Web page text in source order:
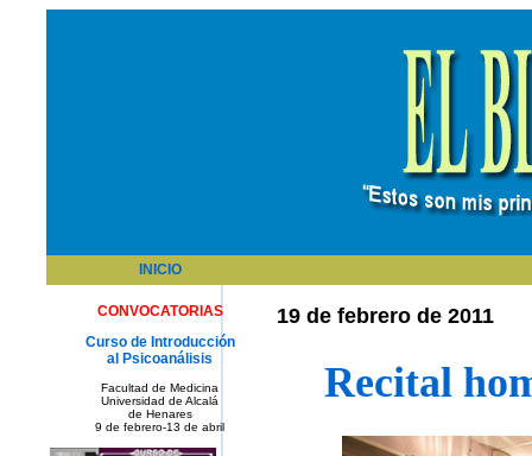
INICIO
CONVOCATORIAS
Curso de Introducción
al Psicoanálisis
Facultad de Medicina
Universidad de Alcalá
de Henares
9 de febrero-13 de abril
19 de febrero de 2011
Recital